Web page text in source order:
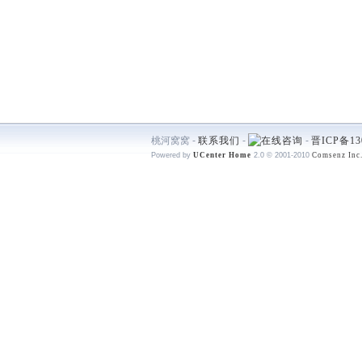
桃河窝窝 - 联系我们 - - 晋ICP备
Powered by UCenter Home 2.0 © 2001-2010 Comsenz Inc.